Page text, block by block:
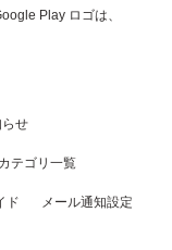
Play ロゴは、
せ
カテゴリ一覧
ド メール通知設定